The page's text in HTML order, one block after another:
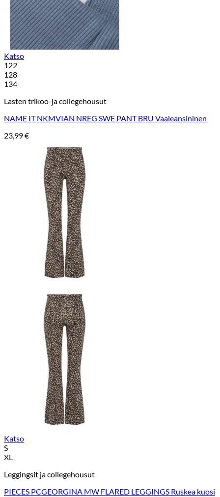
Katso
122
128
134
Lasten trikoo-ja collegehousut
NAME IT NKMVIAN NREG SWE PANT BRU Vaaleansininen
23,99€
Katso
S
XL
Leggingsit ja collegehousut
PIECES PCGEORGINA MW FLARED LEGGINGS Ruskea kuosi